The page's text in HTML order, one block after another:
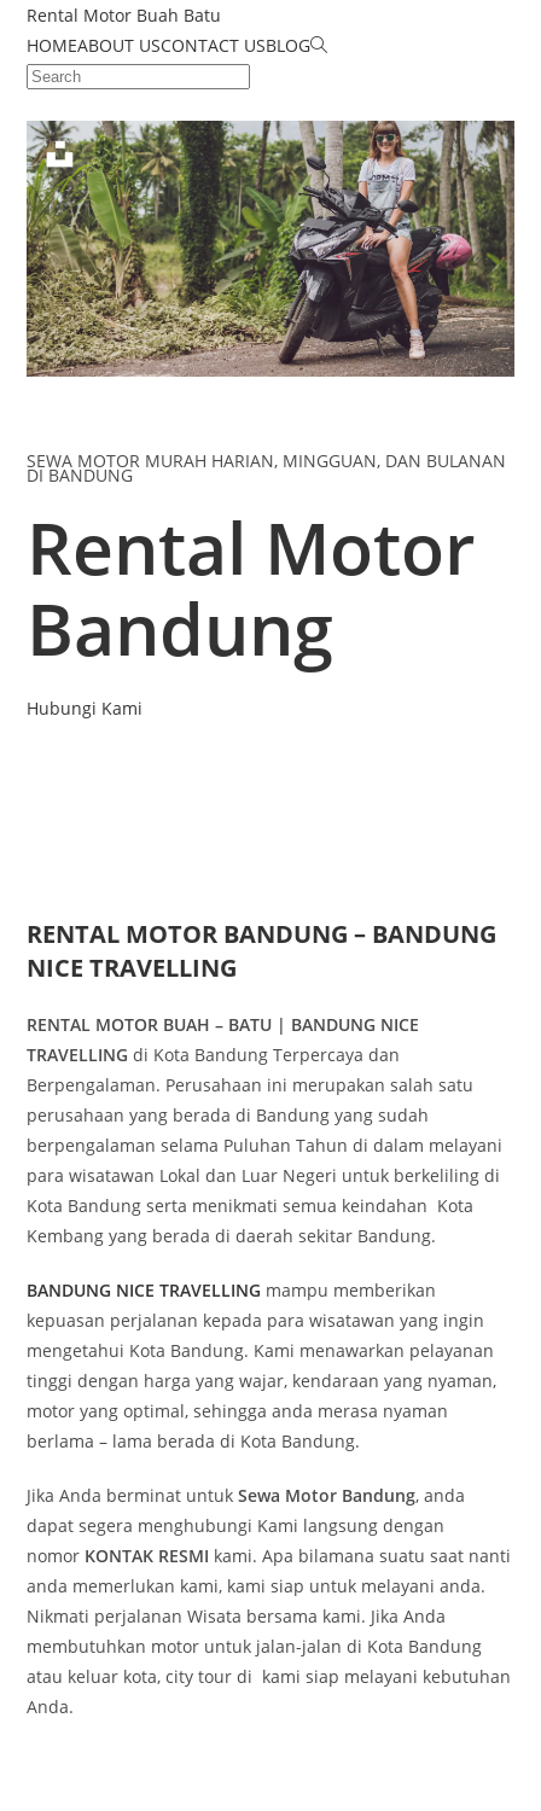
Rental Motor Buah Batu
HOMEABOUT USCONTACT USBLOG
SEWA MOTOR MURAH HARIAN, MINGGUAN, DAN BULANAN
DI BANDUNG
Rental Motor
Bandung
Hubungi Kami
RENTAL MOTOR BANDUNG – BANDUNG
NICE TRAVELLING
RENTAL MOTOR BUAH – BATU | BANDUNG NICE
TRAVELLING di Kota Bandung Terpercaya dan
Berpengalaman. Perusahaan ini merupakan salah satu
perusahaan yang berada di Bandung yang sudah
berpengalaman selama Puluhan Tahun di dalam melayani
para wisatawan Lokal dan Luar Negeri untuk berkeliling di
Kota Bandung serta menikmati semua keindahan Kota
Kembang yang berada di daerah sekitar Bandung.
BANDUNG NICE TRAVELLING mampu memberikan
kepuasan perjalanan kepada para wisatawan yang ingin
mengetahui Kota Bandung. Kami menawarkan pelayanan
tinggi dengan harga yang wajar, kendaraan yang nyaman,
motor yang optimal, sehingga anda merasa nyaman
berlama – lama berada di Kota Bandung.
Jika Anda berminat untukSewa Motor Bandung, anda
dapat segera menghubungi Kami langsung dengan
nomor KONTAK RESMI kami. Apa bilamana suatu saat nanti
anda memerlukan kami, kami siap untuk melayani anda.
Nikmati perjalanan Wisata bersama kami. Jika Anda
membutuhkan motor untuk jalan-jalan di Kota Bandung
atau keluar kota, city tour di kami siap melayani kebutuhan
Anda.